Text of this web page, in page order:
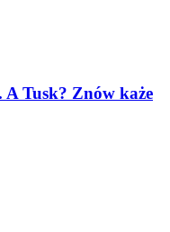
A Tusk? Znów każe